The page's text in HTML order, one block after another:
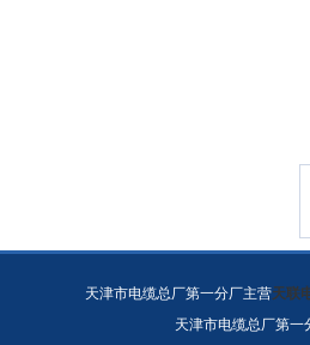
天津市电缆总厂第一分厂主营天联
天津市电缆总厂第一